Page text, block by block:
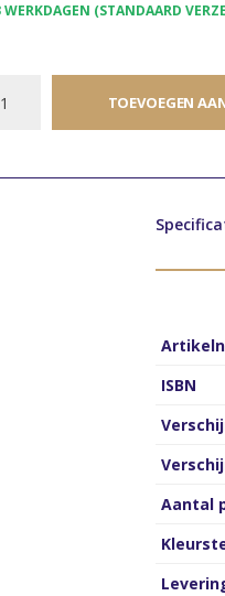
WERKDAGEN (STANDAARD
TOEVOEGEN
ISBN
Aantal